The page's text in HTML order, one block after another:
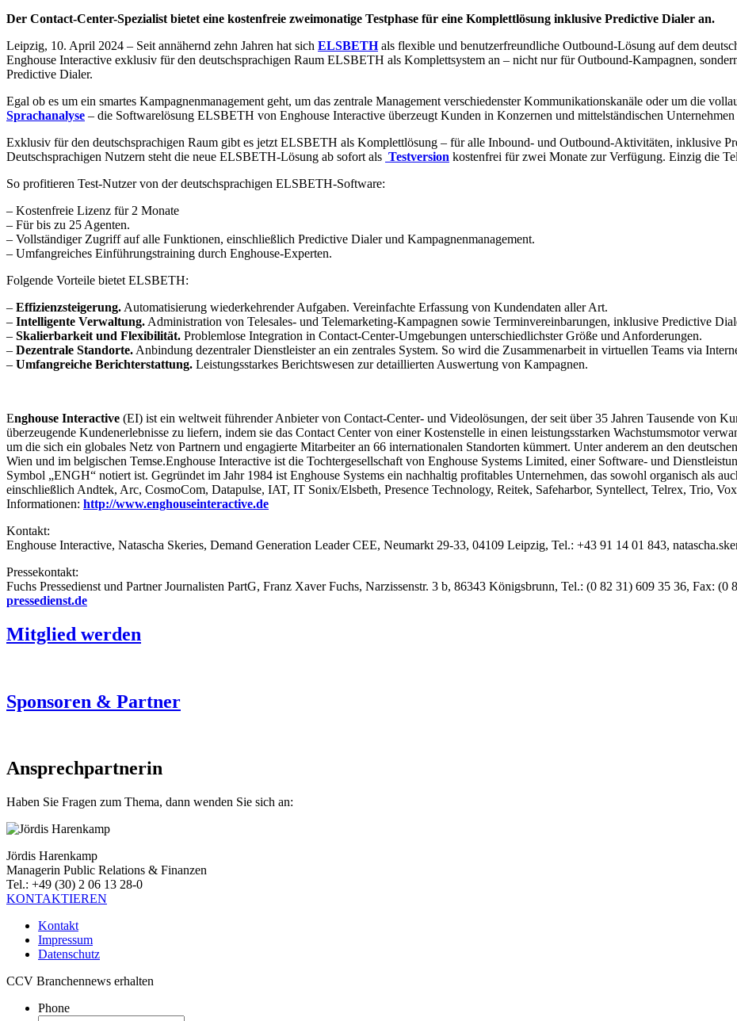
Der Contact-Center-Spezialist bietet eine kostenfreie zweimonatige Testphase für eine Komplettlösung inklusive Predictive Dialer an.
Leipzig, 10. April 2024 – Seit annähernd zehn Jahren hat sich ELSBETHals flexible und benutzerfreundliche Outbound-Lösung auf dem
Enghouse Interactive exklusiv für den deutschsprachigen Raum ELSBETH als Komplettsystem an – nicht nur für Outbound-Kampagnen,
Predictive Dialer.
Egal ob es um ein smartes Kampagnenmanagement geht, um das zentrale Management verschiedenster Kommunikationskanäle oder um die
Sprachanalyse – die Softwarelösung ELSBETH von Enghouse Interactive überzeugt Kunden in Konzernen und mittelständischen
Exklusiv für den deutschsprachigen Raum gibt es jetzt ELSBETH als Komplettlösung – für alle Inbound- und Outbound-Aktivitäten, inklusive
Deutschsprachigen Nutzern steht die neue ELSBETH-Lösung ab sofort als Testversion kostenfrei für zwei Monate zur Verfügung. Einzig die
So profitieren Test-Nutzer von der deutschsprachigen ELSBETH-Software:
– Kostenfreie Lizenz für 2 Monate
– Für bis zu 25 Agenten.
– Vollständiger Zugriff auf alle Funktionen, einschließlich Predictive Dialer und Kampagnenmanagement.
– Umfangreiches Einführungstraining durch Enghouse-Experten.
Folgende Vorteile bietet ELSBETH:
– Effizienzsteigerung. Automatisierung wiederkehrender Aufgaben. Vereinfachte Erfassung von Kundendaten aller Art.
– Intelligente Verwaltung. Administration von Telesales- und Telemarketing-Kampagnen sowie Terminvereinbarungen, inklusive Predictive
– Skalierbarkeit und Flexibilität. Problemlose Integration in Contact-Center-Umgebungen unterschiedlichster Größe und Anforderungen.
– Dezentrale Standorte. Anbindung dezentraler Dienstleister an ein zentrales System. So wird die Zusammenarbeit in virtuellen Teams via
– Umfangreiche Berichterstattung. Leistungsstarkes Berichtswesen zur detaillierten Auswertung von Kampagnen.
Enghouse Interactive (EI) ist ein weltweit führender Anbieter von Contact-Center- und Videolösungen, der seit über 35 Jahren Tausende von
überzeugende Kundenerlebnisse zu liefern, indem sie das Contact Center von einer Kostenstelle in einen leistungsstarken Wachstumsmotor
um die sich ein globales Netz von Partnern und engagierte Mitarbeiter an 66 internationalen Standorten kümmert. Unter anderem an den
Wien und im belgischen Temse.Enghouse Interactive ist die Tochtergesellschaft von Enghouse Systems Limited, einer Software- und
Symbol „ENGH“ notiert ist. Gegründet im Jahr 1984 ist Enghouse Systems ein nachhaltig profitables Unternehmen, das sowohl organisch als
einschließlich Andtek, Arc, CosmoCom, Datapulse, IAT, IT Sonix/Elsbeth, Presence Technology, Reitek, Safeharbor, Syntellect, Telrex, Trio,
Informationen: http://www.enghouseinteractive.de
Kontakt:
Enghouse Interactive, Natascha Skeries, Demand Generation Leader CEE, Neumarkt 29-33, 04109 Leipzig, Tel.: +43 91 14 01 843,
Pressekontakt:
Fuchs Pressedienst und Partner Journalisten PartG, Franz Xaver Fuchs, Narzissenstr. 3 b, 86343 Königsbrunn, Tel.: (0 82 31) 609 35 36, Fax: (0
pressedienst.de
Mitglied werden
Sponsoren & Partner
Ansprechpartnerin
Haben Sie Fragen zum Thema, dann wenden Sie sich an:
Jördis Harenkamp
Managerin Public Relations & Finanzen
Tel.: +49 (30) 2 06 13 28-0
KONTAKTIEREN
Kontakt
Impressum
Datenschutz
CCV Branchennews erhalten
Phone